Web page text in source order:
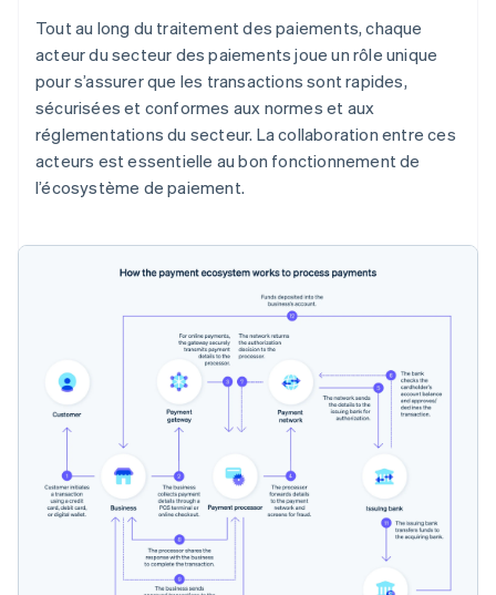
Tout au long du traitement des paiements, chaque
acteur du secteur des paiements joue un rôle unique
pour s’assurer que les transactions sont rapides,
sécurisées et conformes aux normes et aux
réglementations du secteur. La collaboration entre ces
acteurs est essentielle au bon fonctionnement de
l’écosystème de paiement.